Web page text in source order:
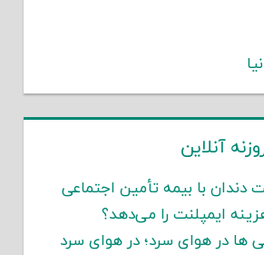
آنلاین
دندان با بیمه تأمین اجتماعی
ها در هوای سرد؛ در هوای سرد